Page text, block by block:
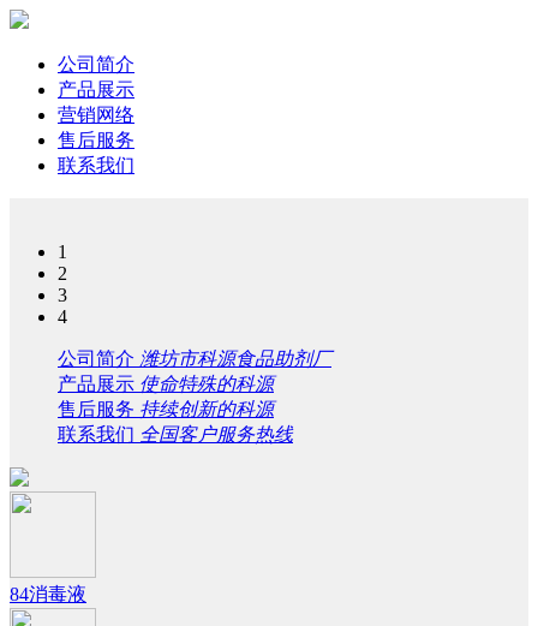
公司简介
产品展示
营销网络
售后服务
联系我们
1
2
3
4
公司简介 潍坊市科源食品助剂厂
产品展示 使命特殊的科源
售后服务 持续创新的科源
联系我们 全国客户服务热线
84消毒液